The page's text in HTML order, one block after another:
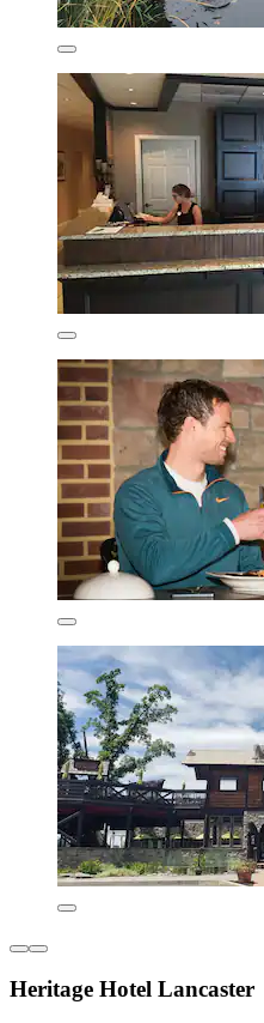
Heritage Hotel Lancaster